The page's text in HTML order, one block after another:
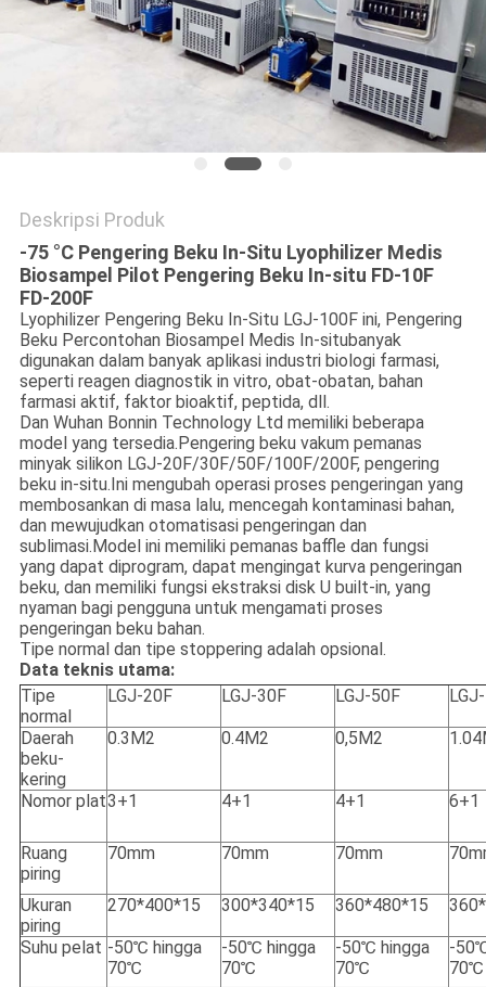
Deskripsi Produk
-75 °C Pengering Beku In-Situ Lyophilizer Medis
Biosampel Pilot Pengering Beku In-situ FD-10F
FD-200F
Lyophilizer Pengering Beku In-Situ LGJ-100F ini, Pengering
Beku Percontohan Biosampel Medis In-situbanyak
digunakan dalam banyak aplikasi industri biologi farmasi,
seperti reagen diagnostik in vitro, obat-obatan, bahan
farmasi aktif, faktor bioaktif, peptida, dll.
Dan Wuhan Bonnin Technology Ltd memiliki beberapa
model yang tersedia.Pengering beku vakum pemanas
minyak silikon LGJ-20F/30F/50F/100F/200F, pengering
beku in-situ.Ini mengubah operasi proses pengeringan yang
membosankan di masa lalu, mencegah kontaminasi bahan,
dan mewujudkan otomatisasi pengeringan dan
sublimasi.Model ini memiliki pemanas baffle dan fungsi
yang dapat diprogram, dapat mengingat kurva pengeringan
beku, dan memiliki fungsi ekstraksi disk U built-in, yang
nyaman bagi pengguna untuk mengamati proses
pengeringan beku bahan.
Tipe normal dan tipe stoppering adalah opsional.
Data teknis utama:
Tipe
normal
LGJ-20F LGJ-30F LGJ-50F
Daerah
beku-
kering
0.3M2 0.4M2 0,5M2
Nomor plat3+1 4+1 4+1 6+1
Ruang
piring
70mm 70mm 70mm
Ukuran
piring
270*400*15 300*340*15 360*480*15
Suhu pelat -50℃ hingga
70℃
-50℃ hingga
70℃
-50℃ hingga
70℃
-
70℃